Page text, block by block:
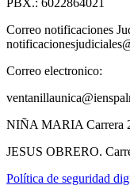
PBX.: 6022864021
Correo notificaciones
Correo electronico:
NIÑA MARIA Carrera
JESUS OBRERO.
Política de seguridad